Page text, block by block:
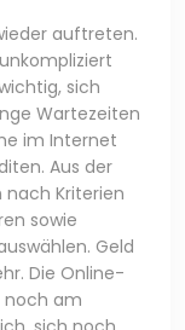
auftreten.
sich
Wartezeiten
im Internet
Aus der
nach Kriterien
sowie
Geld
Die Online-
noch am